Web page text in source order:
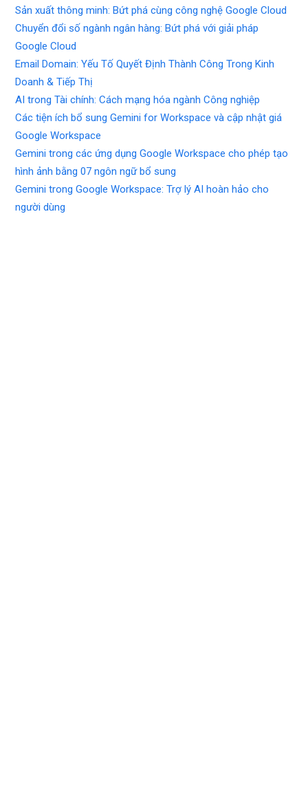
Sản xuất thông minh: Bứt phá cùng công nghệ Google Cloud
Chuyển đổi số ngành ngân hàng: Bứt phá với giải pháp
Google Cloud
Email Domain: Yếu Tố Quyết Định Thành Công Trong Kinh
Doanh & Tiếp Thị
AI trong Tài chính: Cách mạng hóa ngành Công nghiệp
Các tiện ích bổ sung Gemini for Workspace và cập nhật giá
Google Workspace
Gemini trong các ứng dụng Google Workspace cho phép tạo
hình ảnh bằng 07 ngôn ngữ bổ sung
Gemini trong Google Workspace: Trợ lý AI hoàn hảo cho
người dùng